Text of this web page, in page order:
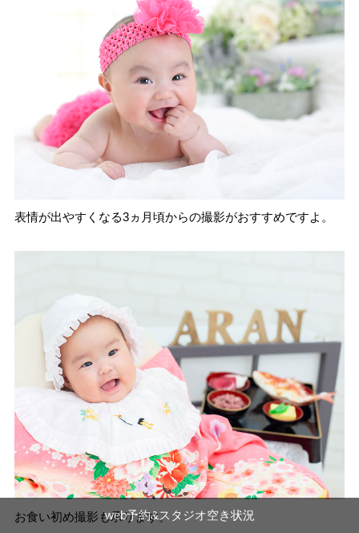
web予約&スタジオ空き状況
表情が出やすくなる3ヵ月頃からの撮影がおすすめですよ。
お食い初め撮影も承ります。